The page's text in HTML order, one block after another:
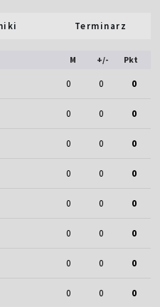
Terminarz
M +/- Pkt
0 0 0
0 0 0
0 0 0
0 0 0
0 0 0
0 0 0
0 0 0
0 0 0